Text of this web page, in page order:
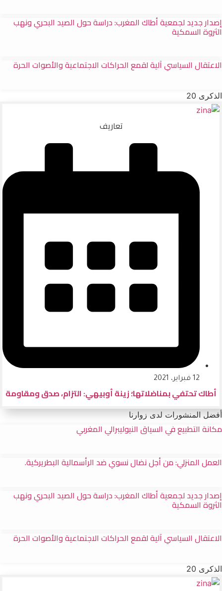
إصدار جديد لجمعية أطاك المغرب: دراسة حول الصيد البحري ونهب
الثروة السمكية
الاعتقال السياسي آلية لقمع الحراكات الاجتماعية والأصوات الحرة
الذكرى 20
تعاريف
12 فبراير، 2021
أطاك تحتفي بمناضلاتها؛ زينة أوبيهي: التزام، صدق ومقاومة
أفضل المنشورات لدى زوارنا
مكانة التطبيع في السياق النيوليبرالي المغربي
العمل المنزلي: من أجل نضال نسوي ضد الرأسمالية البطريركية.
إصدار جديد لجمعية أطاك المغرب: دراسة حول الصيد البحري ونهب
الثروة السمكية
الاعتقال السياسي آلية لقمع الحراكات الاجتماعية والأصوات الحرة
الذكرى 20